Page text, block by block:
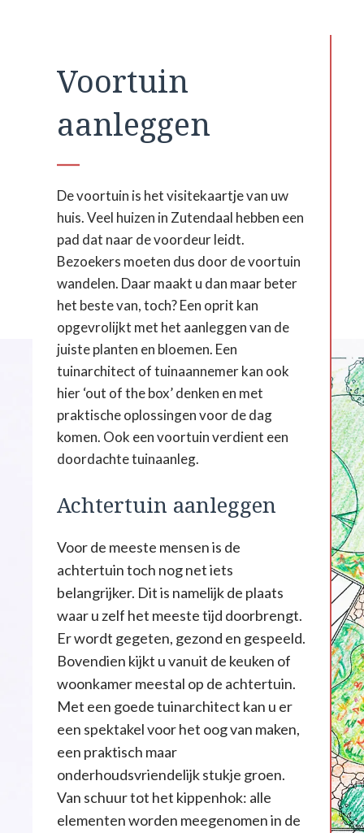
Voortuin
aanleggen
De voortuin is het visitekaartje van uw
huis. Veel huizen in Zutendaal hebben een
pad dat naar de voordeur leidt.
Bezoekers moeten dus door de voortuin
wandelen. Daar maakt u dan maar beter
het beste van, toch? Een oprit kan
opgevrolijkt met het aanleggen van de
juiste planten en bloemen. Een
tuinarchitect of tuinaannemer kan ook
hier ‘out of the box’ denken en met
praktische oplossingen voor de dag
komen. Ook een voortuin verdient een
doordachte tuinaanleg.
Achtertuin aanleggen
Voor de meeste mensen is de
achtertuin toch nog net iets
belangrijker. Dit is namelijk de plaats
waar u zelf het meeste tijd doorbrengt.
Er wordt gegeten, gezond en gespeeld.
Bovendien kijkt u vanuit de keuken of
woonkamer meestal op de achtertuin.
Met een goede tuinarchitect kan u er
een spektakel voor het oog van maken,
een praktisch maar
onderhoudsvriendelijk stukje groen.
Van schuur tot het kippenhok: alle
elementen worden meegenomen in de